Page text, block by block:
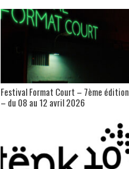
Festival Format Court – 7ème édition
– du 08 au 12 avril 2026